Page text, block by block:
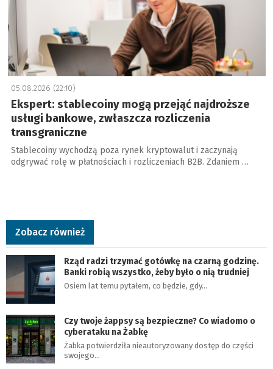
05.08.2026 (22:10)
Ekspert: stablecoiny mogą przejąć najdroższe
usługi bankowe, zwłaszcza rozliczenia
transgraniczne
Stablecoiny wychodzą poza rynek kryptowalut i zaczynają
odgrywać rolę w płatnościach i rozliczeniach B2B. Zdaniem …
Zobacz również
Rząd radzi trzymać gotówkę na czarną godzinę.
Banki robią wszystko, żeby było o nią trudniej
Osiem lat temu pytałem, co będzie, gdy…
Czy twoje żappsy są bezpieczne? Co wiadomo o
cyberataku na Żabkę
Żabka potwierdziła nieautoryzowany dostęp do części
swojego…